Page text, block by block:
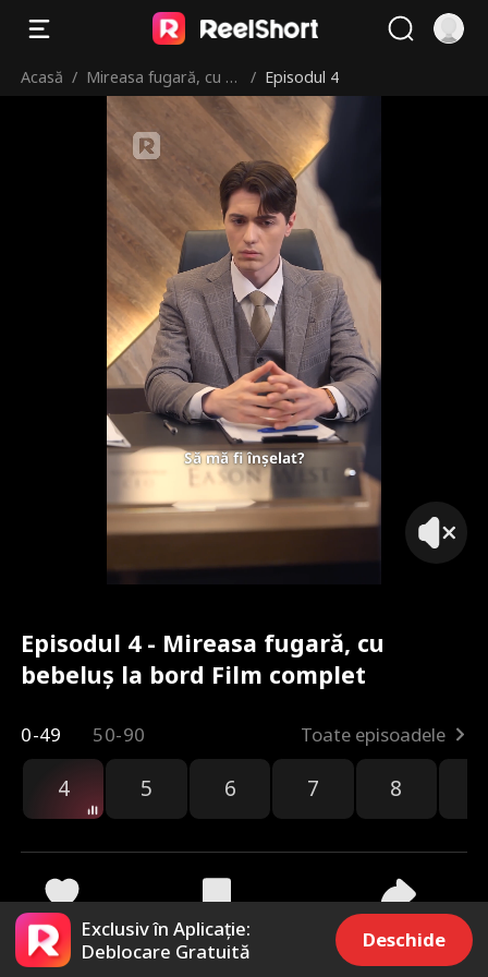
Acasă / Mireasa fugară, cu b
ebeluș la bord
/ Episodul 4
Să mă fi înșelat?
Episodul 4 - Mireasa fugară, cu
bebeluș la bord Film complet
0-49 50-90 Toate episoadele
4 5 6 7 8
907 32.6k Distribuie
Exclusiv în Aplicație:
Deblocare Gratuită
Deschide